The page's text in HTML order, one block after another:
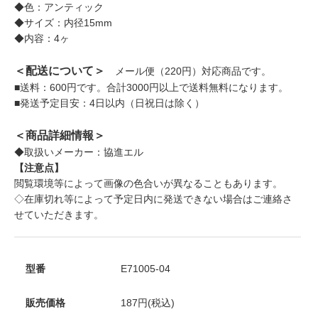
◆色：アンティック
◆サイズ：内径15mm
◆内容：4ヶ
＜配送について＞
メール便（220円）対応商品です。
■送料：600円です。合計3000円以上で送料無料になります。
■発送予定目安：4日以内（日祝日は除く）
＜商品詳細情報＞
◆取扱いメーカー：協進エル
【注意点】
閲覧環境等によって画像の色合いが異なることもあります。
◇在庫切れ等によって予定日内に発送できない場合はご連絡さ
せていただきます。
型番 E71005-04
販売価格 187円(税込)